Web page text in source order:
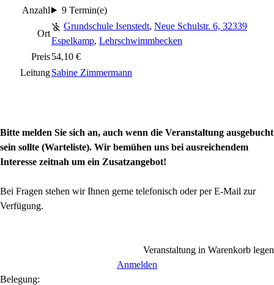
Anzahl
9 Termin(e)
Ort
Grundschule Isenstedt, Neue Schulstr. 6, 32339
Espelkamp, Lehrschwimmbecken
Preis54,10 €
LeitungSabine Zimmermann
Bitte melden Sie sich an, auch wenn die Veranstaltung ausgebucht
sein sollte (Warteliste). Wir bemühen uns bei ausreichendem
Interesse zeitnah um ein Zusatzangebot!
Bei Fragen stehen wir Ihnen gerne telefonisch oder per E-Mail zur
Verfügung.
Veranstaltung in Warenkorb legen
Anmelden
Belegung: